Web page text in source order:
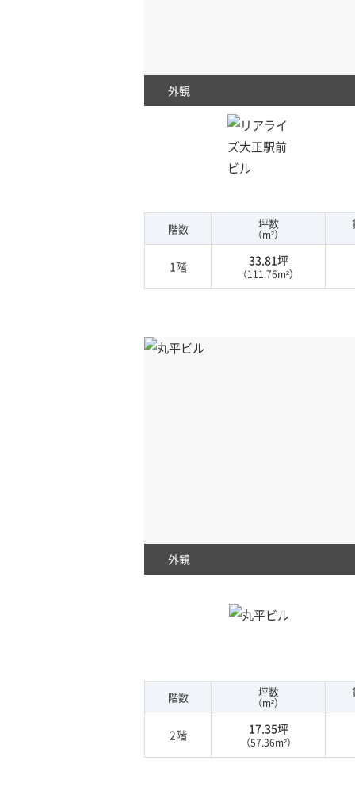
外観
階数 坪数
（m²）
1階 33.81坪
（111.76m²）
外観
階数 坪数
（m²）
2階 17.35坪
（57.36m²）